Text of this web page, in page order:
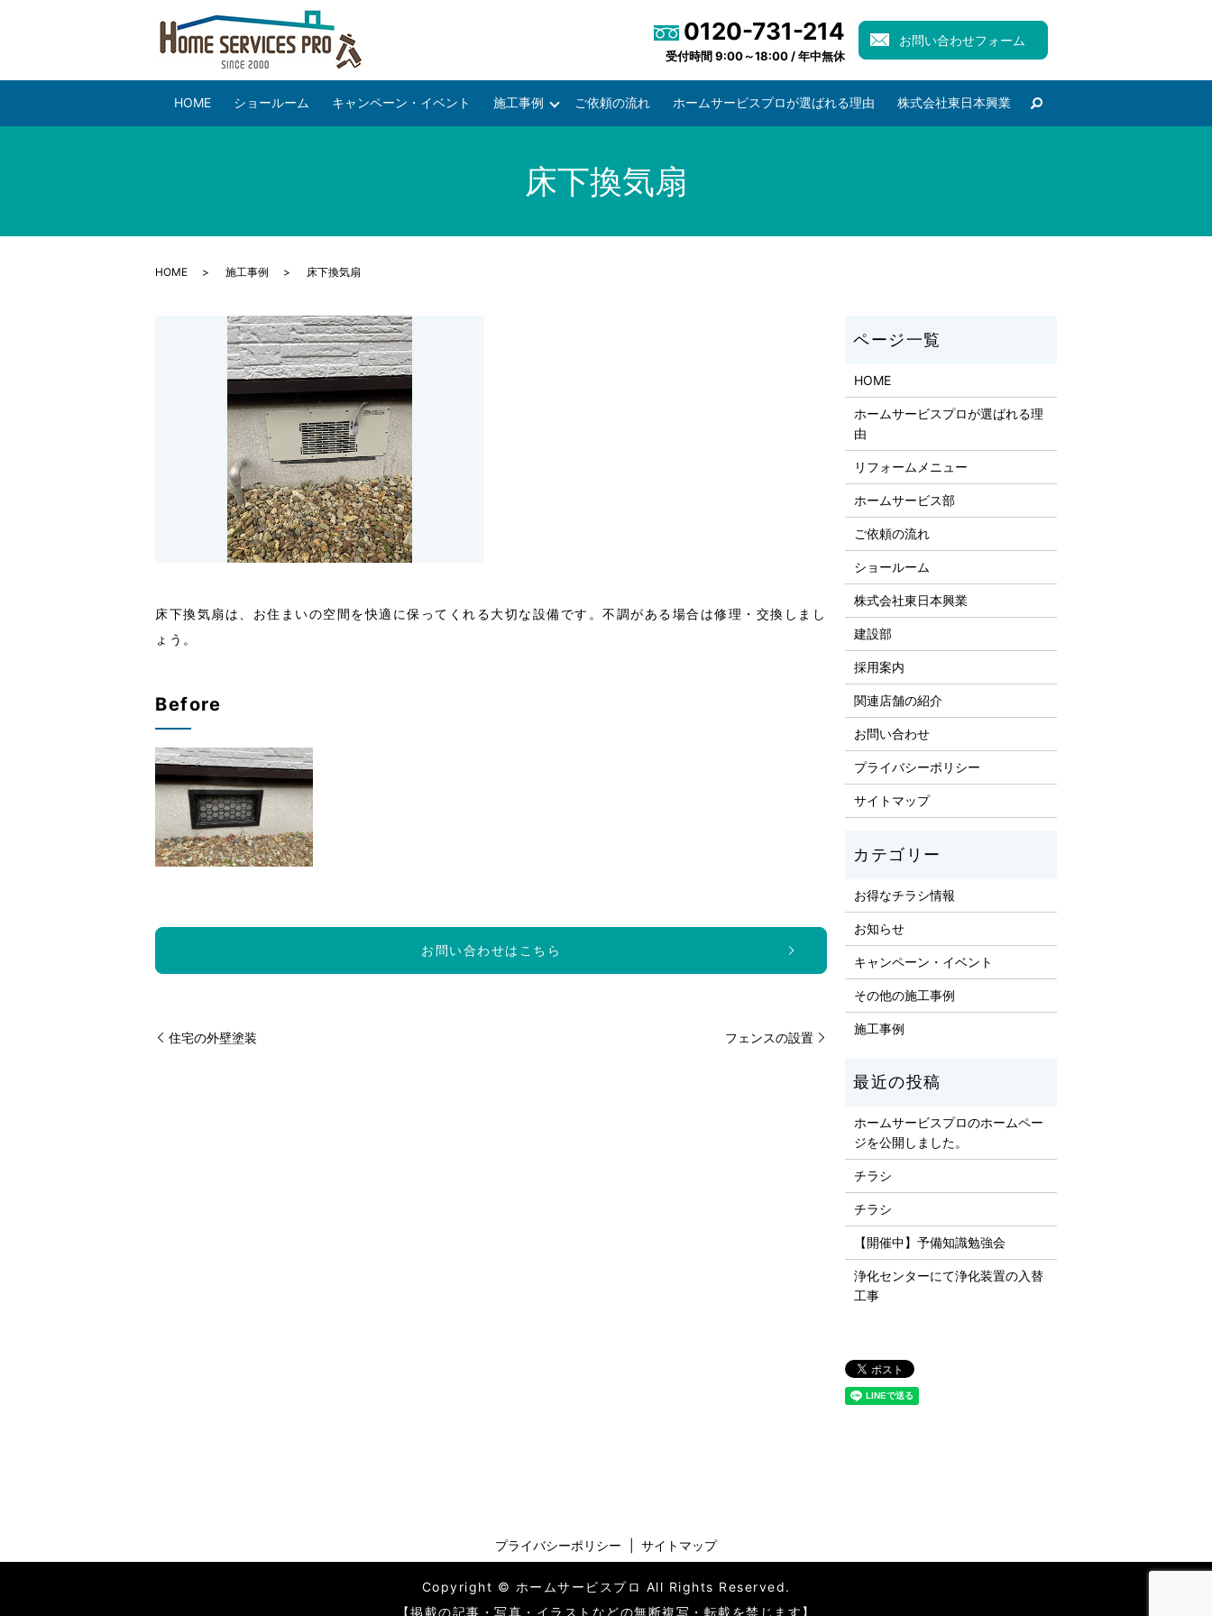
0120-731-214
受付時間 9:00～18:00 / 年中無休
お問い合わせフォーム
HOME ショールーム キャンペーン・イベント 施工事例 ご依頼の流れ ホームサービスプロが選ばれる理由 株式会社東日本興業
床下換気扇
HOME 施工事例 床下換気扇
床下換気扇は、お住まいの空間を快適に保ってくれる大切な設備です。不調がある場合は修理・交換しまし
ょう。
Before
お問い合わせはこちら
住宅の外壁塗装 フェンスの設置
HOME
ホームサービスプロが選ばれる理
由
リフォームメニュー
ホームサービス部
ご依頼の流れ
ショールーム
株式会社東日本興業
建設部
採用案内
関連店舗の紹介
お問い合わせ
プライバシーポリシー
サイトマップ
お得なチラシ情報
お知らせ
キャンペーン・イベント
その他の施工事例
施工事例
ホームサービスプロのホームペー
ジを公開しました。
チラシ
チラシ
【開催中】予備知識勉強会
浄化センターにて浄化装置の入替
工事
プライバシーポリシー サイトマップ
Copyright © ホームサービスプロ All Rights Reserved.
【掲載の記事・写真・イラストなどの無断複写・転載を禁じます】